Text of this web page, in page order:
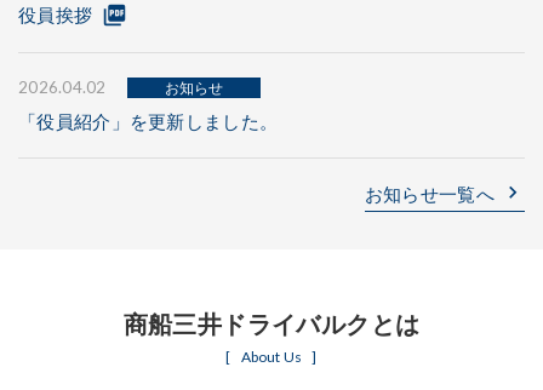
役員挨拶 picture_as_pdf
2026.04.02 お知らせ
「役員紹介」を更新しました。
お知らせ一覧へ keyboard_arrow_right
商船三井ドライバルクとは
About Us